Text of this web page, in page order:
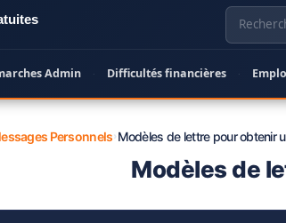
Admin · Difficultés financières ·
Personnels› Modèles de lettre pour obtenir
Modèles de